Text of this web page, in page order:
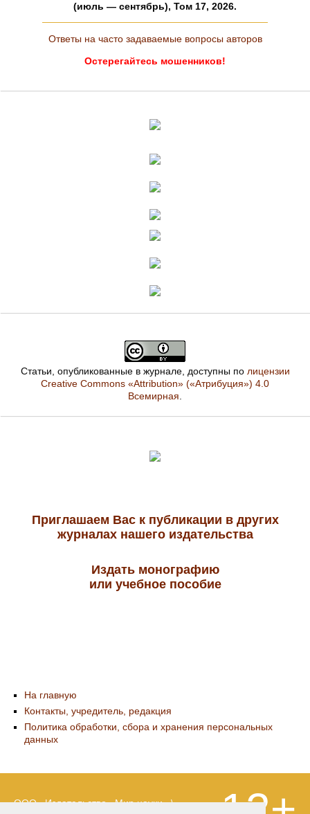
(июль — сентябрь), Том 17, 2026.
Ответы на часто задаваемые вопросы авторов
Остерегайтесь мошенников!
Статьи, опубликованные в журнале, доступны по лицензии
Creative Commons «Attribution» («Атрибуция») 4.0
Всемирная
Приглашаем Вас к публикации в других
журналах нашего издательства
Издать монографию
или учебное пособие
На главную
Контакты, учредитель, редакция
Политика обработки, сбора и хранения персональных
данных
ООО «Издательство «Мир науки» \